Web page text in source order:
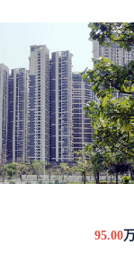
95.00万